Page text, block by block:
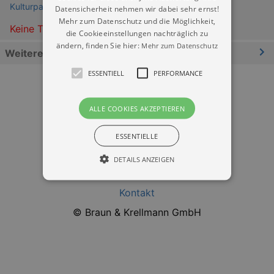
Kulturpalast Dresden
Keine Termine
Weitere Informationen
Datenschutz
Kontakt
© Braun & Krellmann GmbH
Datensicherheit nehmen wir dabei sehr ernst!
Mehr zum Datenschutz und die Möglichkeit,
die Cookieeinstellungen nachträglich zu
ändern, finden Sie hier: Mehr zum Datenschutz
ESSENTIELL PERFORMANCE
ALLE COOKIES AKZEPTIEREN
ESSENTIELLE
DETAILS ANZEIGEN